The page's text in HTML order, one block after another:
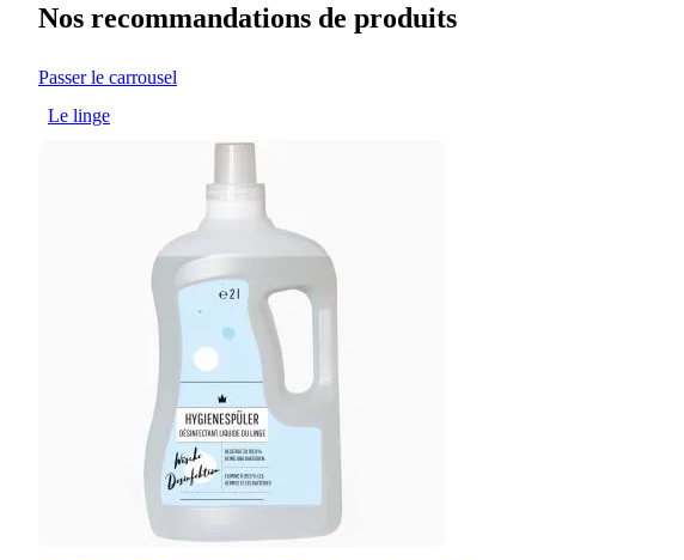
Nos recommandations de produits
Passer le carrousel
Le linge